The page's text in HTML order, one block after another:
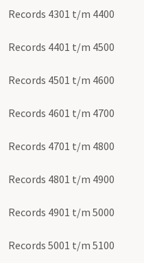
Records 4301 t/m 4400
Records 4401 t/m 4500
Records 4501 t/m 4600
Records 4601 t/m 4700
Records 4701 t/m 4800
Records 4801 t/m 4900
Records 4901 t/m 5000
Records 5001 t/m 5100